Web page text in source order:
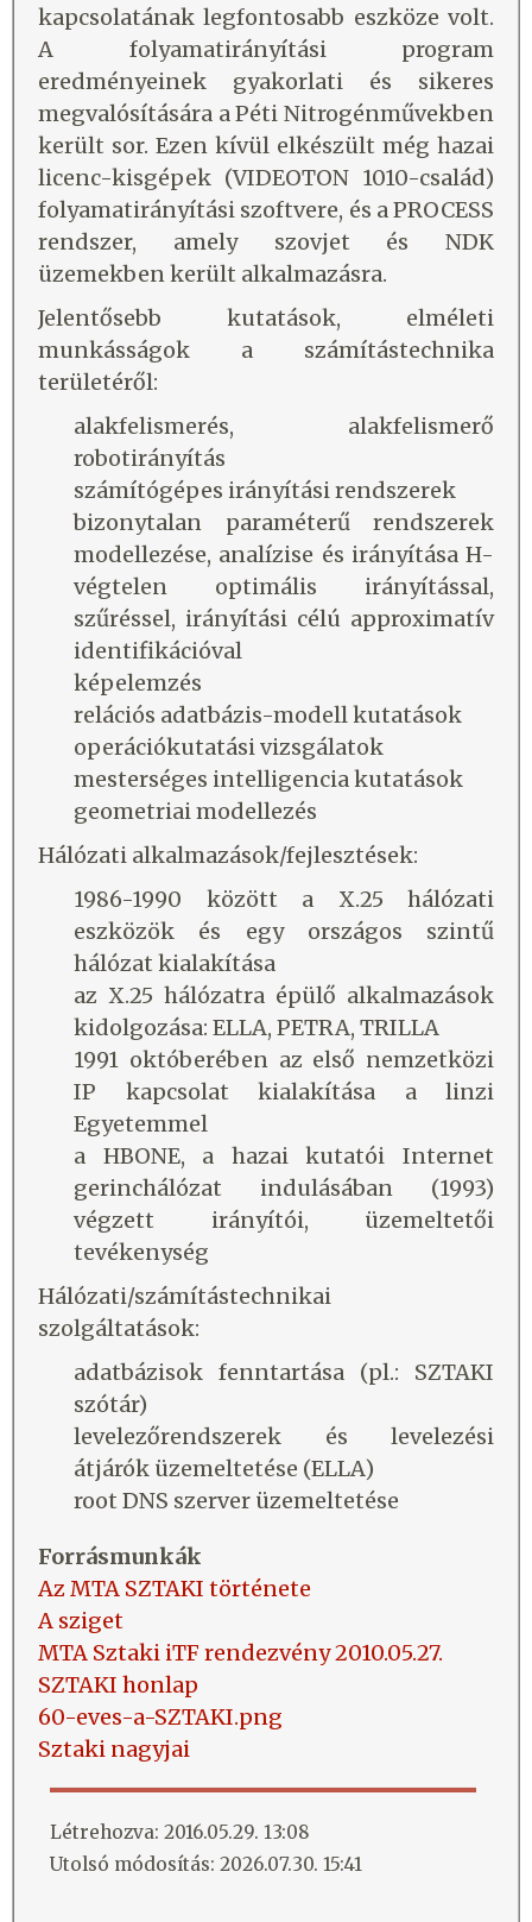
kapcsolatának legfontosabb eszköze volt.
A folyamatirányítási program
eredményeinek gyakorlati és sikeres
megvalósítására a Péti Nitrogénművekben
került sor. Ezen kívül elkészült még hazai
licenc-kisgépek (VIDEOTON 1010-család)
folyamatirányítási szoftvere, és a PROCESS
rendszer, amely szovjet és NDK
üzemekben került alkalmazásra.
Jelentősebb kutatások, elméleti
munkásságok a számítástechnika
területéről:
alakfelismerés, alakfelismerő
robotirányítás
számítógépes irányítási rendszerek
bizonytalan paraméterű rendszerek
modellezése, analízise és irányítása H-
végtelen optimális irányítással,
szűréssel, irányítási célú approximatív
identifikációval
képelemzés
relációs adatbázis-modell kutatások
operációkutatási vizsgálatok
mesterséges intelligencia kutatások
geometriai modellezés
Hálózati alkalmazások/fejlesztések:
1986-1990 között a X.25 hálózati
eszközök és egy országos szintű
hálózat kialakítása
az X.25 hálózatra épülő alkalmazások
kidolgozása: ELLA, PETRA, TRILLA
1991 októberében az első nemzetközi
IP kapcsolat kialakítása a linzi
Egyetemmel
a HBONE, a hazai kutatói Internet
gerinchálózat indulásában (1993)
végzett irányítói, üzemeltetői
tevékenység
Hálózati/számítástechnikai
szolgáltatások:
adatbázisok fenntartása (pl.: SZTAKI
szótár)
levelezőrendszerek és levelezési
átjárók üzemeltetése (ELLA)
root DNS szerver üzemeltetése
Forrásmunkák
Az MTA SZTAKI története
A sziget
MTA Sztaki iTF rendezvény 2010.05.27.
SZTAKI honlap
60-eves-a-SZTAKI.png
Sztaki nagyjai
Létrehozva: 2016.05.29. 13:08
Utolsó módosítás: 2026.07.30. 15:41